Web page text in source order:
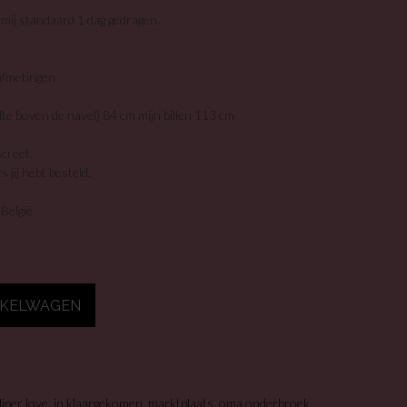
standaard 1 dag gedragen.
boven de navel) 84 cm mijn billen 113 cm
jij hebt besteld.
love in klaargekomen marktplaats oma onderbroek